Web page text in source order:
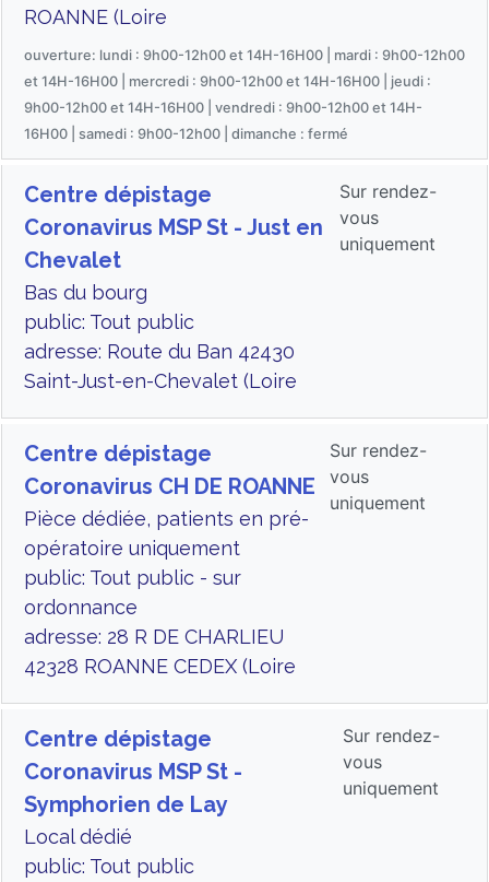
ROANNE (Loire
ouverture: lundi : 9h00-12h00 et 14H-16H00 | mardi : 9h00-12h00
et 14H-16H00 | mercredi : 9h00-12h00 et 14H-16H00 | jeudi :
9h00-12h00 et 14H-16H00 | vendredi : 9h00-12h00 et 14H-
16H00 | samedi : 9h00-12h00 | dimanche : fermé
Centre dépistage
Coronavirus MSP St - Just en
Chevalet
Bas du bourg
public: Tout public
adresse: Route du Ban 42430
Saint-Just-en-Chevalet (Loire
Sur rendez-
vous
uniquement
Centre dépistage
Coronavirus CH DE ROANNE
Pièce dédiée, patients en pré-
opératoire uniquement
public: Tout public - sur
ordonnance
adresse: 28 R DE CHARLIEU
42328 ROANNE CEDEX (Loire
Sur rendez-
vous
uniquement
Centre dépistage
Coronavirus MSP St -
Symphorien de Lay
Local dédié
public: Tout public
Sur rendez-
vous
uniquement